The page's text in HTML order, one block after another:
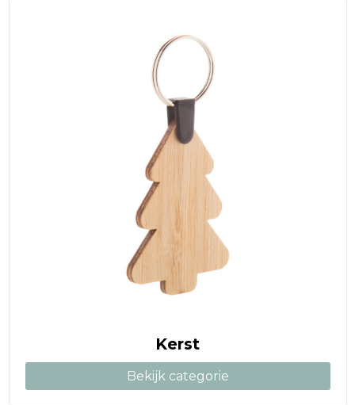
Kerst
Bekijk categorie